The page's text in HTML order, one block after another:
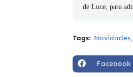
de Luce, para
Tags: Novidades
Facebook